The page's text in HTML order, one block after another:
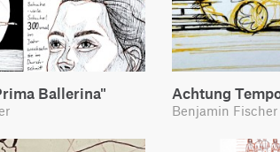
Ballerina" Achtung
Benjamin Fischer